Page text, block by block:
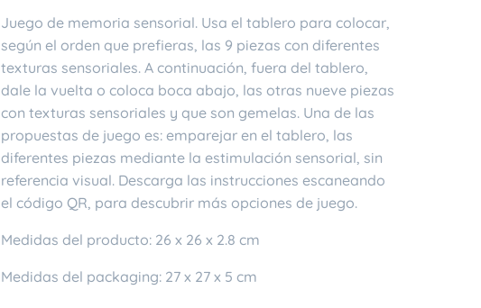
Juego de memoria sensorial. Usa el tablero para colocar,
según el orden que prefieras, las 9 piezas con diferentes
texturas sensoriales. A continuación, fuera del tablero,
dale la vuelta o coloca boca abajo, las otras nueve piezas
con texturas sensoriales y que son gemelas. Una de las
propuestas de juego es: emparejar en el tablero, las
diferentes piezas mediante la estimulación sensorial, sin
referencia visual. Descarga las instrucciones escaneando
el código QR, para descubrir más opciones de juego.
Medidas del producto: 26 x 26 x 2.8 cm
Medidas del packaging: 27 x 27 x 5 cm